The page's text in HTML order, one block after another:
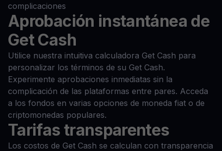
complicaciones
Aprobación instantánea de
Get Cash
Utilice nuestra intuitiva calculadora Get Cash para
personalizar los términos de su Get Cash.
Experimente aprobaciones inmediatas sin la
complicación de las plataformas entre pares. Acceda
a los fondos en varias opciones de moneda fiat o de
criptomonedas populares.
Tarifas transparentes
Los costos de Get Cash se calculan con transparencia